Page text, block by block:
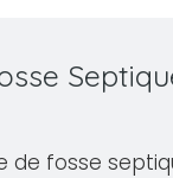
de fosse